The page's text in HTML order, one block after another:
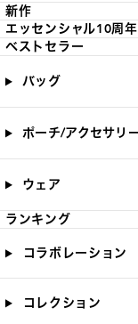
新作
エッセンシャル10周年
ベストセラー
バッグ
ポーチ/アクセサリ
ウェア
ランキング
コラボレーション
コレクション